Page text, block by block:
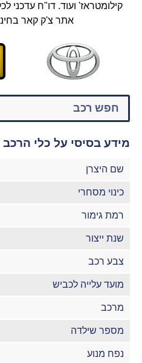
קילומטראז' ועוד. דו"ח עדכני
אתר צ'ק קאר
מידע בסיסי על כלי הרכב
שם היצרן
כינוי מסחרי
רמת גימור
שנת ייצור
צבע רכב
מועד עלייה לכביש
מרכב
מספר שילדה
נפח מנוע